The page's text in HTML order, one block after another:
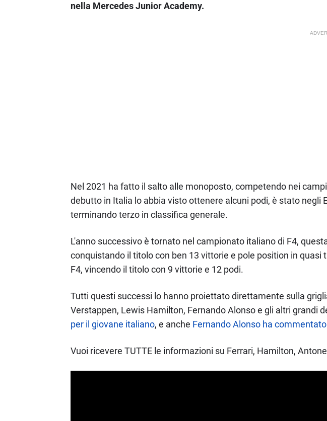
nella Mercedes Junior Academy.
Nel 2021 ha fatto il salto alle monoposto, competendo nei
debutto in Italia lo abbia visto ottenere alcuni podi, è stato
terminando terzo in classifica generale.
L'anno successivo è tornato nel campionato italiano di F4,
conquistando il titolo con ben 13 vittorie e pole position in
F4, vincendo il titolo con 9 vittorie e 12 podi.
Tutti questi successi lo hanno proiettato direttamente sulla
Verstappen, Lewis Hamilton, Fernando Alonso e gli altri grandi
per il giovane italiano, e anche Fernando Alonso ha
Vuoi ricevere TUTTE le informazioni su Ferrari, Hamilton,